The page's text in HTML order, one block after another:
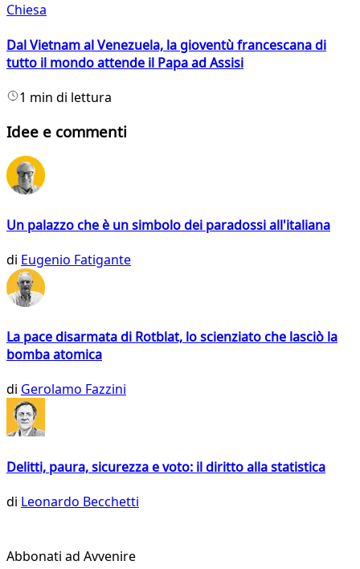
Chiesa
Dal Vietnam al Venezuela, la gioventù francescana di
tutto il mondo attende il Papa ad Assisi
1 min di lettura
Idee e commenti
Un palazzo che è un simbolo dei paradossi all'italiana
di Eugenio Fatigante
La pace disarmata di Rotblat, lo scienziato che lasciò la
bomba atomica
di Gerolamo Fazzini
Delitti, paura, sicurezza e voto: il diritto alla statistica
di Leonardo Becchetti
Abbonati ad Avvenire